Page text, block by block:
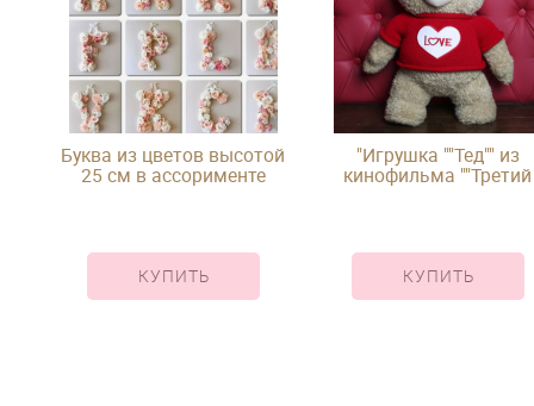
Буква из цветов высотой
25 см в ассорименте
КУПИТЬ
"Игрушка ""Тед"" из
кинофильма ""Третий
КУПИТЬ